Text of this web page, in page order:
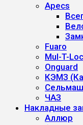
Apecs
Fuaro
Mul-T-
Onguard
КЭМЗ
Сельмаш
ЧАЗ
Накладные
Аллюр